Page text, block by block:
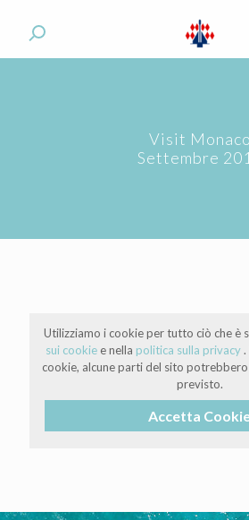
Visit Monaco
Settembre
Utilizziamo i cookie per tutto ciò che è
sui cookie e nella politica sulla privacy.
cookie, alcune parti del sito
previsto.
Accetta